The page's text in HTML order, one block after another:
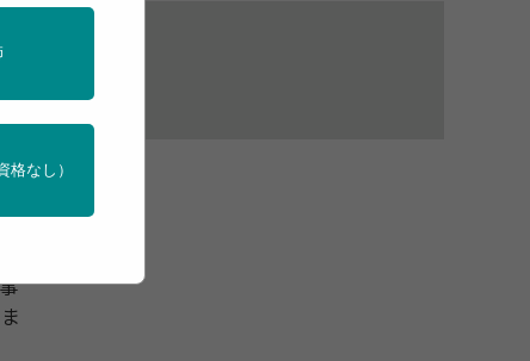
格なし）